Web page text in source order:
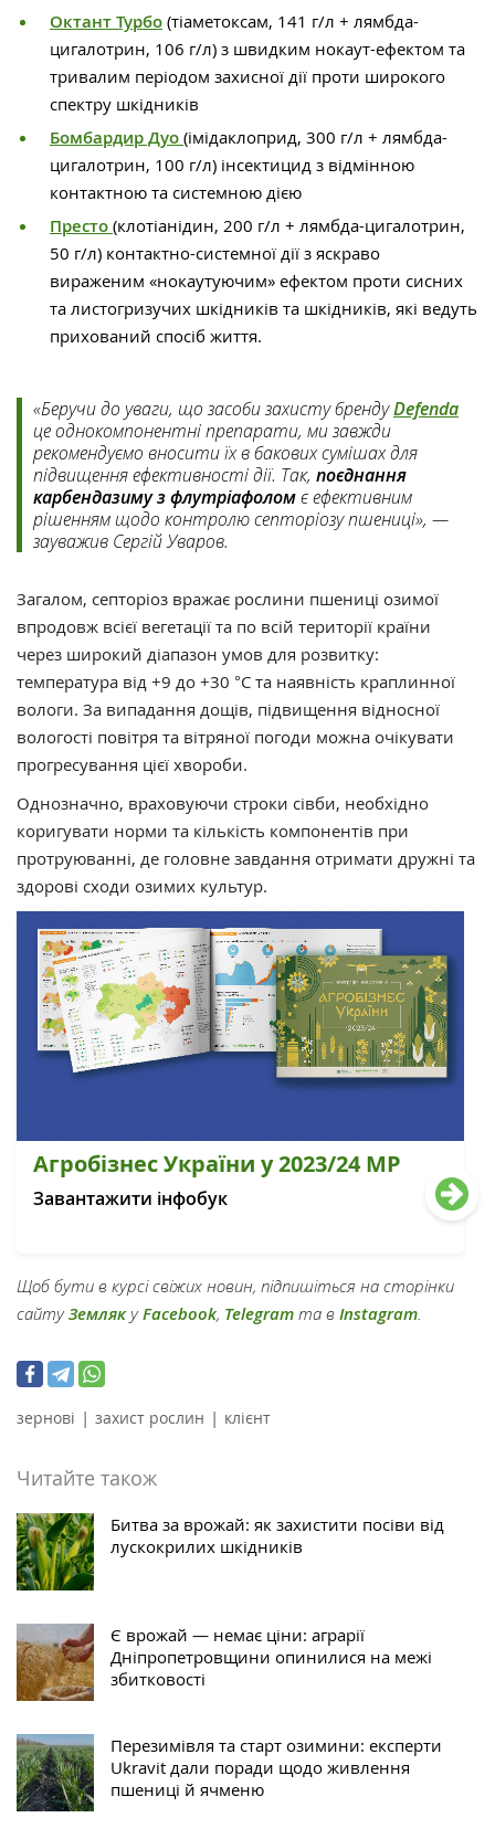
Октант Турбо (тіаметоксам, 141 г/л + лямбда-
цигалотрин, 106 г/л) з швидким нокаут-ефектом та
тривалим періодом захисної дії проти широкого
спектру шкідників
Бомбардир Дуо (імідаклоприд, 300 г/л + лямбда-
цигалотрин, 100 г/л) інсектицид з відмінною
контактною та системною дією
Престо (клотіанідин, 200 г/л + лямбда-цигалотрин,
50 г/л) контактно-системної дії з яскраво
вираженим «нокаутуючим» ефектом проти сисних
та листогризучих шкідників та шкідників, які ведуть
прихований спосіб життя.
«Беручи до уваги, що засоби захисту брендуDefenda
це однокомпонентні препарати, ми завжди
рекомендуємо вносити їх в бакових сумішах для
підвищення ефективності дії. Так, поєднання
карбендазиму з флутріафоломє ефективним
рішенням щодо контролю септоріозу пшениці», —
зауважив Сергій Уваров.
Загалом, септоріоз вражає рослини пшениці озимої
впродовж всієї вегетації та по всій території країни
через широкий діапазон умов для розвитку:
температура від +9 до +30 °С та наявність краплинної
вологи. За випадання дощів, підвищення відносної
вологості повітря та вітряної погоди можна очікувати
прогресування цієї хвороби.
Однозначно, враховуючи строки сівби, необхідно
коригувати норми та кількість компонентів при
протруюванні, де головне завдання отримати дружні та
здорові сходи озимих культур.
Агробізнес України у 2023/24 МР
Завантажити інфобук
Щоб бути в курсі свіжих новин, підпишіться на сторінки
сайтуЗемлякуFacebook, Telegram та в Instagram
зернові | захист рослин | клієнт
Читайте також
Битва за врожай: як захистити посіви від
лускокрилих шкідників
Є врожай — немає ціни: аграрії
Дніпропетровщини опинилися на межі
збитковості
Перезимівля та старт озимини: експерти
Ukravit дали поради щодо живлення
пшениці й ячменю